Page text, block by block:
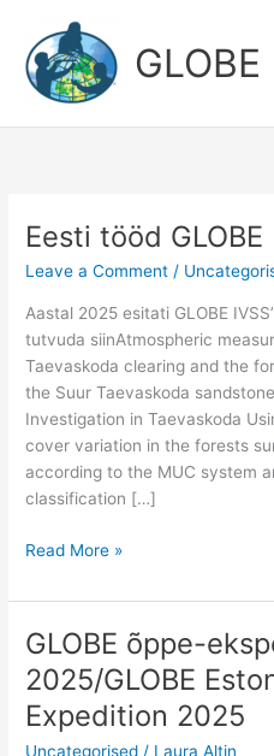
content
Eesti tööd GLOBE
Leave a Comment /
Aastal 2025 esitati GLOBE
tutvuda siinAtmospheric
Taevaskoda clearing and the
the Suur Taevaskoda
Investigation in Taevaskoda
cover variation in the forests
according to the MUC system
classification […]
Eesti
GLOBE
IVSSil
Read More »
GLOBE õppe-
2025/GLOBE
Expedition 2025
Uncategorised / Laura Altin